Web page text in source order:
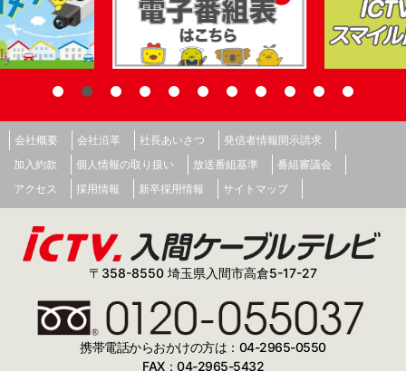
会社概要 会社沿革 社長あいさつ
発信者情報開示請求
加入約款
個人情報の取り扱い 放送番組基準
番組審議会
アクセス
採用情報 新卒採用情報 サイトマップ
〒358-8550 埼玉県入間市高倉5-17-27
携帯電話からおかけの方は：04-2965-0550
FAX：04-2965-5432